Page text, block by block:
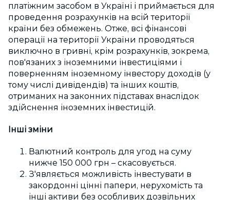
платіжним засобом в Україні і приймається для
проведення розрахунків на всій території
країни без обмежень. Отже, всі фінансові
операції на території України проводяться
виключно в гривні, крім розрахунків, зокрема,
пов'язаних з іноземними інвестиціями і
поверненням іноземному інвестору доходів (у
тому числі дивідендів) та інших коштів,
отриманих на законних підставах внаслідок
здійснення іноземних інвестицій.
Інші зміни
Валютний контроль для угод на суму
нижче 150 000 грн – скасовується.
З'являється можливість інвестувати в
закордонні цінні папери, нерухомість та
інші активи без особливих дозвільних